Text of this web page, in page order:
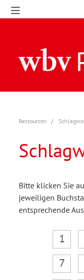
Ressourcen
Bitte klicken Sie
jeweiligen
entsprechende
1
7